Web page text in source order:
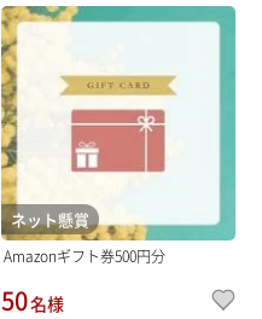
ネット懸賞
Amazonギフト券500円分
50名様